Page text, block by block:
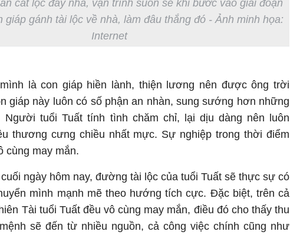
cát lộc đầy nhà, vận trình suôn sẻ khi bước vào giai đoạn
giáp gánh tài lộc về nhà, làm đâu thắng đó - Ảnh minh họa:
Internet
là con giáp hiền lành, thiện lương nên được ông trời
giáp này luôn có số phận an nhàn, sung sướng hơn những
Người tuổi Tuất tính tình chăm chỉ, lại dịu dàng nên luôn
thương cưng chiều nhất mực. Sự nghiệp trong thời điểm
cùng may mắn.
ngày hôm nay, đường tài lộc của tuổi Tuất sẽ thực sự có
mình mạnh mẽ theo hướng tích cực. Đặc biệt, trên cả
Tài tuổi Tuất đều vô cùng may mắn, điều đó cho thấy thu
sẽ đến từ nhiều nguồn, cả công việc chính cũng như